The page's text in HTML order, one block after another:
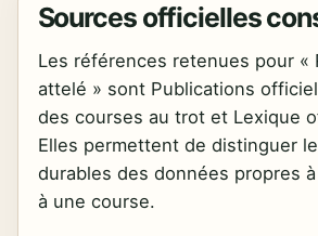
Sources officielles
Les références retenues pour «
attelé » sont Publications
des courses au trot et Lexique
Elles permettent de distinguer
durables des données propres
à une course.